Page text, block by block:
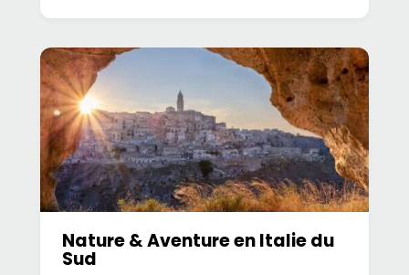
Nature & Aventure en Italie du
Sud